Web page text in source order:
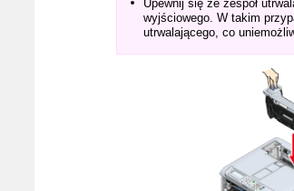
Upewnij się że zespół
wyjściowego. W takim
utrwalającego, co